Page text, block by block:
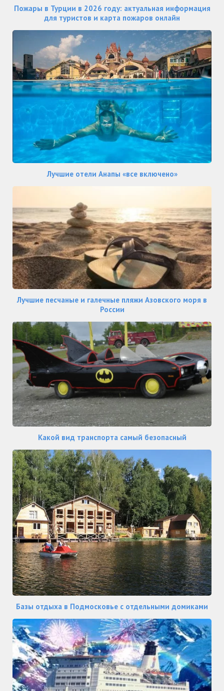
Пожары в Турции в 2026 году: актуальная информация
для туристов и карта пожаров онлайн
Лучшие отели Анапы «все включено»
Лучшие песчаные и галечные пляжи Азовского моря в
России
Какой вид транспорта самый безопасный
Базы отдыха в Подмосковье с отдельными домиками